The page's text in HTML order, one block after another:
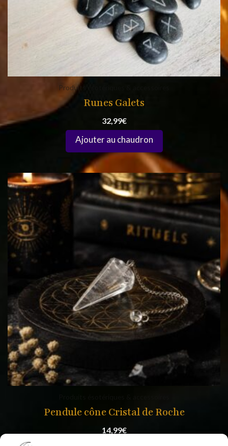
Produits ésotériques & accessoires
Runes Galets
32,99€
Pendule cône Cristal de Roche
14,99€